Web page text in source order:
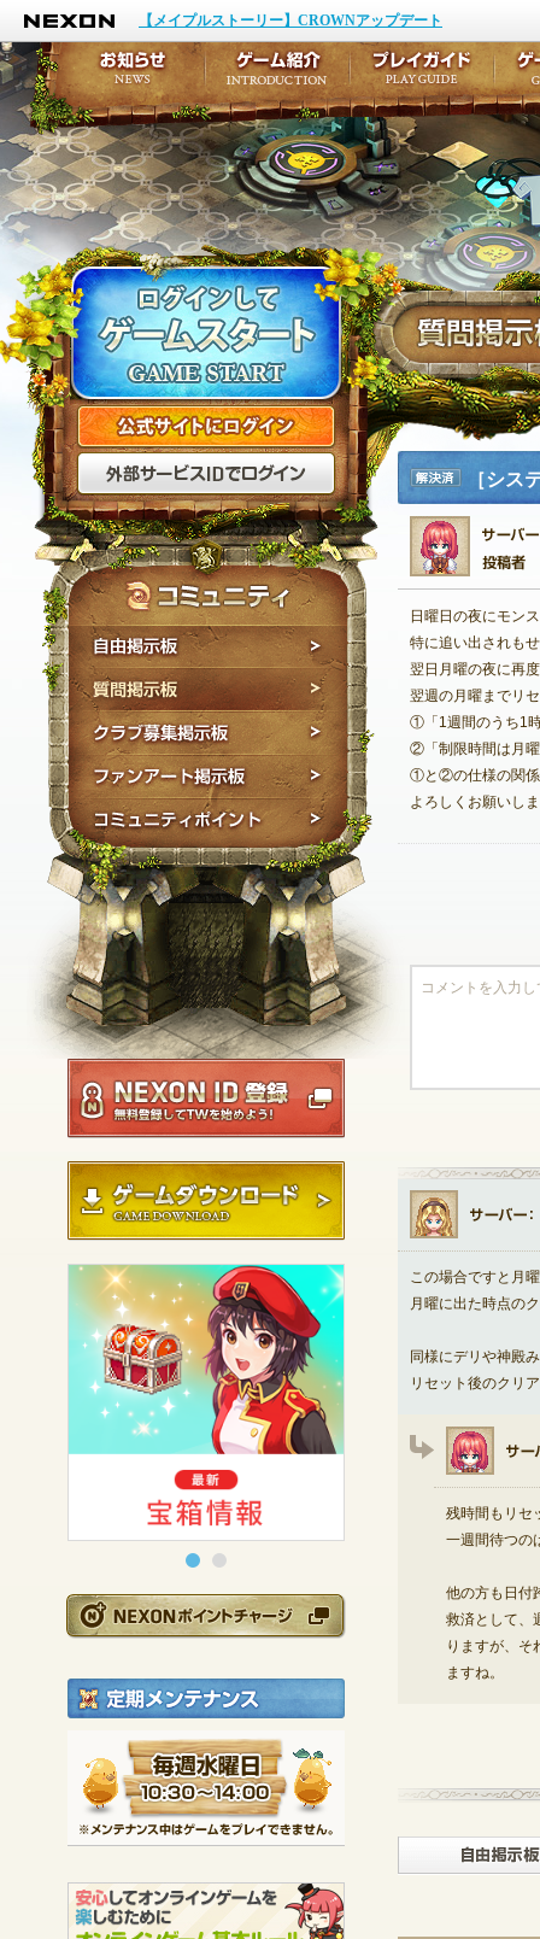
NEXON
【メイプルストーリー】CROWNアップデート
公式サイトにログイン
自由掲示板
質問掲示板
クラブ募集掲示板
ファンアート掲示板
コミュニティポイン
ゲームダウンロード
解決済
み
［シス
日曜日の夜にモン
特に追い出されも
翌日月曜の夜に再
翌週の月曜までリ
①「1週間のうち1
②「制限時間は月
①と②の仕様の関係
よろしくお願いし
この場合ですと月
月曜に出た時点の
同様にデリや神殿
リセット後のクリ
残時間もリセ
一週間待つの
他の方も日付
救済として、
りますが、そ
ますね。
お知らせ
イベント
アップデート
メンテナンス
ゲーム紹介
キャラクター作成
テイルズ初級者講座
ここだけは知ってお